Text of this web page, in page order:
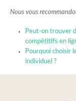
Nous vous
Peut-on trouver
compétitifs en
Pourquoi choisir
individuel ?